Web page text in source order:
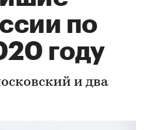
по
году
и два